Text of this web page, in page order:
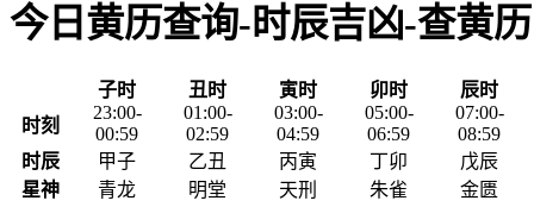
今日黄历查询-时辰吉凶-查黄历
子时 丑时 寅时 卯时
辰时
时刻
23:00-
00:59
01:00-
02:59
03:00-
04:59
05:00-
06:59
07:00-
08:59
时辰
甲子 乙丑 丙寅 丁卯
戊辰
星神
青龙 明堂 天刑 朱雀 金匮